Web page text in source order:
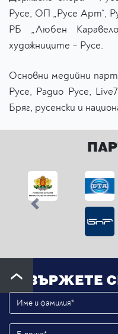
Русе, ОП „Русе Арт“,
РБ „Любен
художниците – Русе.
Основни медийни
Русе, Радио Русе,
Бряг, русенски и
Previous
СВЪРЖЕТЕ